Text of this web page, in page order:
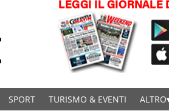
SPORT TURISMO & EVENTI ALTRO